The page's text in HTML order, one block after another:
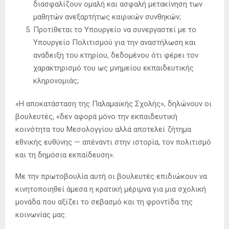
διασφαλίζουν ομαλή και ασφαλή μετακίνηση των
μαθητών ανεξαρτήτως καιρικών συνθηκών;
Προτίθεται το Υπουργείο να συνεργαστεί με το
Υπουργείο Πολιτισμού για την αναστήλωση και
ανάδειξη του κτηρίου, δεδομένου ότι φέρει τον
χαρακτηρισμό του ως μνημείου εκπαιδευτικής
κληρονομιάς;
«Η αποκατάσταση της Παλαμαϊκής Σχολής», δηλώνουν οι
βουλευτές, «δεν αφορά μόνο την εκπαιδευτική
κοινότητα του Μεσολογγίου αλλά αποτελεί ζήτημα
εθνικής ευθύνης — απέναντι στην ιστορία, τον πολιτισμό
και τη δημόσια εκπαίδευση».
Με την πρωτοβουλία αυτή οι βουλευτές επιδιώκουν να
κινητοποιηθεί άμεσα η κρατική μέριμνα για μια σχολική
μονάδα που αξίζει το σεβασμό και τη φροντίδα της
κοινωνίας μας.